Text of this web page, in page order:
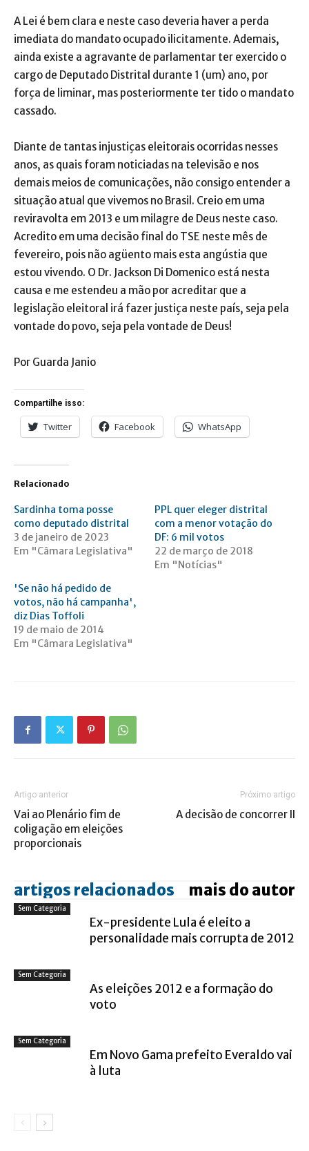
A Lei é bem clara e neste caso deveria haver a perda
imediata do mandato ocupado ilicitamente. Ademais,
ainda existe a agravante de parlamentar ter exercido o
cargo de Deputado Distrital durante 1 (um) ano, por
força de liminar, mas posteriormente ter tido o mandato
cassado.
Diante de tantas injustiças eleitorais ocorridas nesses
anos, as quais foram noticiadas na televisão e nos
demais meios de comunicações, não consigo entender a
situação atual que vivemos no Brasil. Creio em uma
reviravolta em 2013 e um milagre de Deus neste caso.
Acredito em uma decisão final do TSE neste mês de
fevereiro, pois não agüento mais esta angústia que
estou vivendo. O Dr. Jackson Di Domenico está nesta
causa e me estendeu a mão por acreditar que a
legislação eleitoral irá fazer justiça neste país, seja pela
vontade do povo, seja pela vontade de Deus!
Por Guarda Janio
Compartilhe isso:
Twitter Facebook WhatsApp
Relacionado
Sardinha toma posse
como deputado distrital
3 de janeiro de 2023
Em "Câmara Legislativa"
PPL quer eleger distrital
com a menor votação do
DF: 6 mil votos
22 de março de 2018
Em "Notícias"
'Se não há pedido de
votos, não há campanha',
diz Dias Toffoli
19 de maio de 2014
Em "Câmara Legislativa"
Artigo anterior
Vai ao Plenário fim de
coligação em eleições
proporcionais
Próximo artigo
A decisão de concorrer II
artigos relacionados mais do autor
Sem Categoria
Ex-presidente Lula é eleito a
personalidade mais corrupta de 2012
Sem Categoria
As eleições 2012 e a formação do
voto
Sem Categoria
Em Novo Gama prefeito Everaldo vai
à luta